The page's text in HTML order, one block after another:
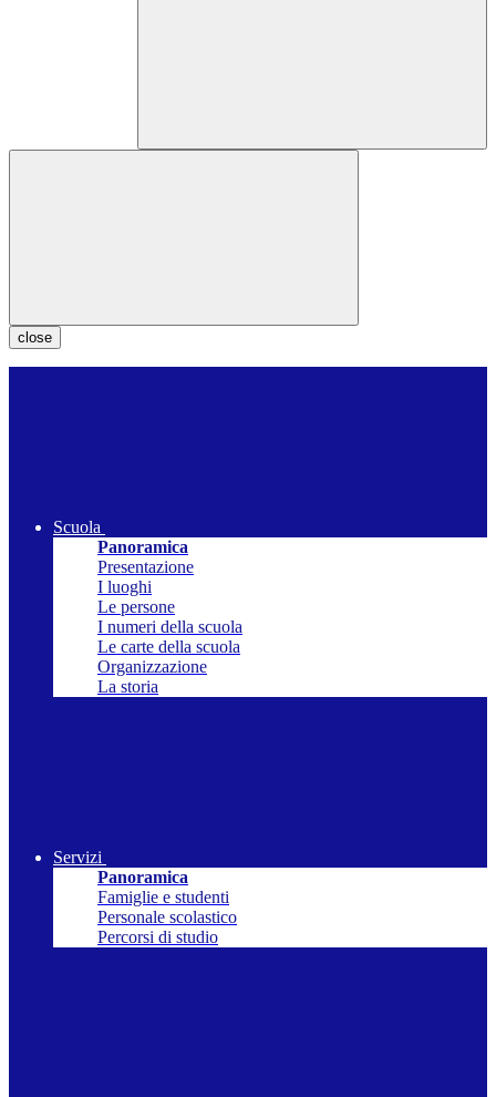
close
Scuola
Panoramica
Presentazione
I luoghi
Le persone
I numeri della scuola
Le carte della scuola
Organizzazione
La storia
Servizi
Panoramica
Famiglie e studenti
Personale scolastico
Percorsi di studio